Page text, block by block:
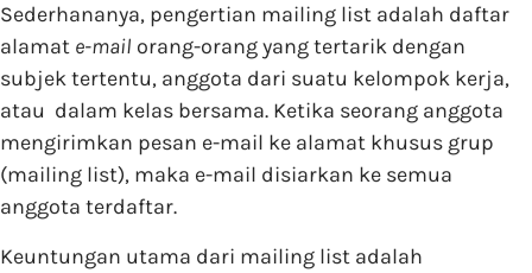
Sederhananya, pengertian mailing list adalah daftar
alamat e-mail orang-orang yang tertarik dengan
subjek tertentu, anggota dari suatu kelompok kerja,
atau dalam kelas bersama. Ketika seorang anggota
mengirimkan pesan e-mail ke alamat khusus grup
(mailing list), maka e-mail disiarkan ke semua
anggota terdaftar.
Keuntungan utama dari mailing list adalah